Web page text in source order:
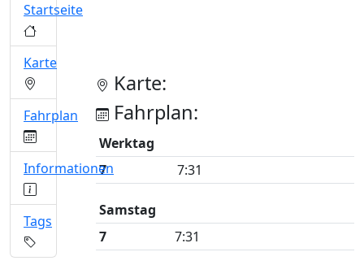
Karte:
Fahrplan:
Werktag
7
7:31
Samstag
7
7:31
Startseite
Karte
Fahrplan
Informationen
Tags